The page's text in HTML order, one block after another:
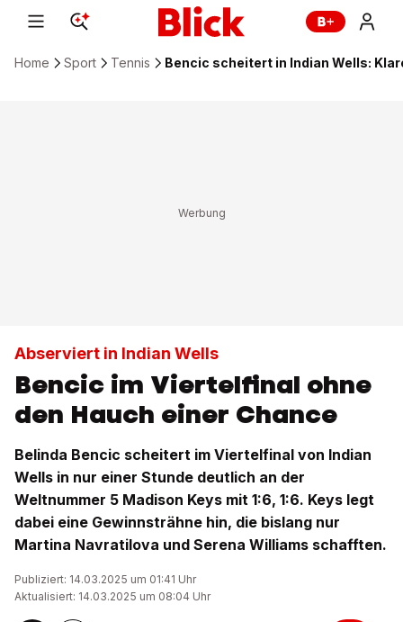
Home Sport Tennis Bencic scheitert in Indian Wells:
Abserviert in Indian Wells
Bencic im Viertelfinal ohne
den Hauch einer Chance
Belinda Bencic scheitert im Viertelfinal von Indian
Wells in nur einer Stunde deutlich an der
Weltnummer 5 Madison Keys mit 1:6, 1:6. Keys legt
dabei eine Gewinnsträhne hin, die bislang nur
Martina Navratilova und Serena Williams schafften.
Publiziert: 14.03.2025 um 01:41 Uhr
Aktualisiert: 14.03.2025 um 08:04 Uhr